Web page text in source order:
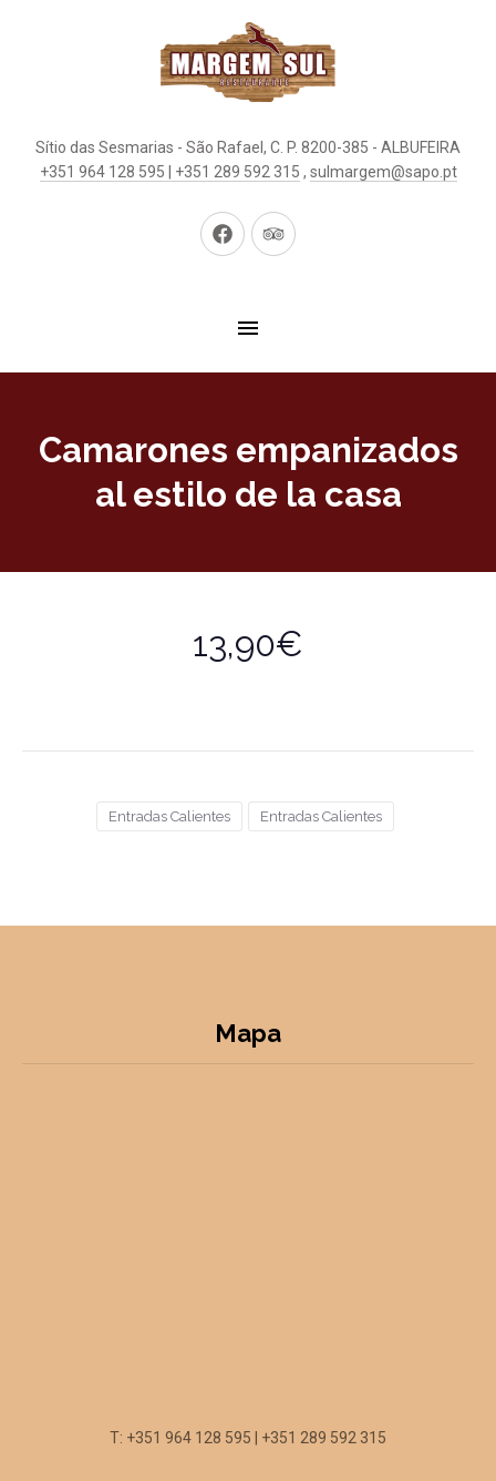
Sítio das Sesmarias - São Rafael, C. P. 8200-385 - ALBUFEIRA
+351 964 128 595 | +351 289 592 315 , sulmargem@sapo.pt
New
New
Camarones empanizados
al estilo de la casa
13,90€
Entradas Calientes Entradas Calientes
Mapa
T: +351 964 128 595 | +351 289 592 315